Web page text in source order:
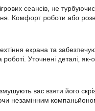
сеансів, не
Комфорт роботи або
екрана та
Уточнені деталі,
вас взяти його
незамінним компаньйоном